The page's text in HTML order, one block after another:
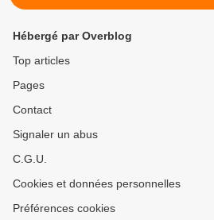
Hébergé par Overblog
Top articles
Pages
Contact
Signaler un abus
C.G.U.
Cookies et données personnelles
Préférences cookies